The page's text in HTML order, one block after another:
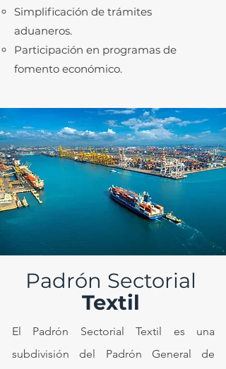
Simplificación de trámites
aduaneros.
Participación en programas de
fomento económico.
Padrón Sectorial
Textil
El Padrón Sectorial Textil es una
subdivisión del Padrón General de